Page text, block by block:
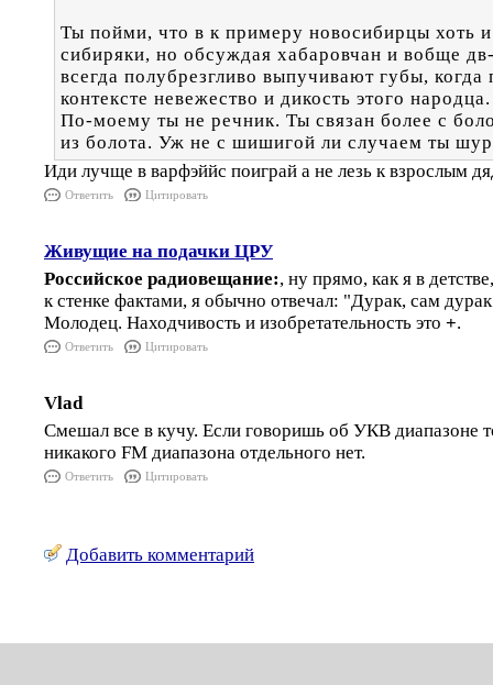
Ты пойми, что в к примеру новосибирцы хоть
сибиряки, но обсуждая хабаровчан и вобще
всегда полубрезгливо выпучивают губы,
контексте невежество и дикость этого народца.
По-моему ты не речник. Ты связан более с
из болота. Уж не с шишигой ли случаем ты
Иди лучще в варфэййс поиграй а не лезь к взрослым
Ответить Цитировать
Живущие на подачки ЦРУ
Российское радиовещание:, ну прямо, как я в
к стенке фактами, я обычно отвечал: "Дурак, сам
Молодец. Находчивость и изобретательность это +.
Ответить Цитировать
Vlad
Смешал все в кучу. Если говоришь об УКВ диапазоне
никакого FM диапазона отдельного нет.
Ответить Цитировать
Добавить комментарий